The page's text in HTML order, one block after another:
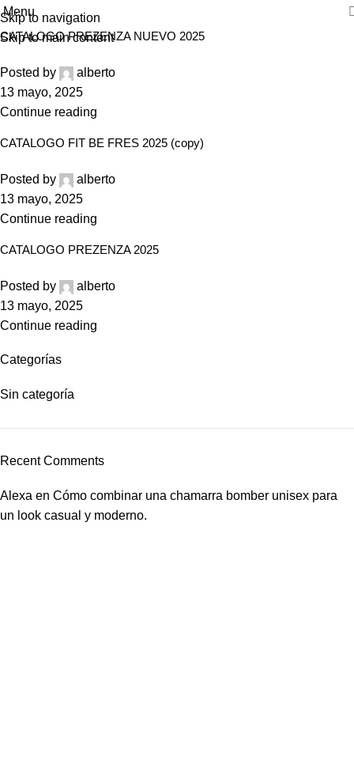
Skip to navigation
Skip to main content
Menu
CATALOGO PREZENZA NUEVO 2025
Posted by
alberto
13 mayo, 2025
Continue reading
CATALOGO FIT BE FRES 2025 (copy)
Posted by
alberto
13 mayo, 2025
Continue reading
CATALOGO PREZENZA 2025
Posted by
alberto
13 mayo, 2025
Continue reading
Categorías
Sin categoría
Recent Comments
Alexa en Cómo combinar una chamarra bomber unisex para
un look casual y moderno.